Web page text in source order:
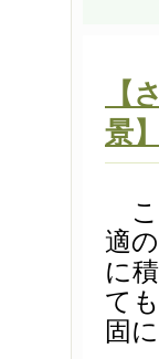
【
景】
こ
適
に
て
固